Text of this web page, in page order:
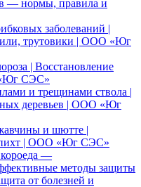
— нормы, правила и
заболеваний |
трутовики | ООО «Юг
| Восстановление
СЭС»
и трещинами ствола |
деревьев | ООО «Юг
и шютте |
пихт | ООО «Юг СЭС»
короеда —
методы защиты
от болезней и